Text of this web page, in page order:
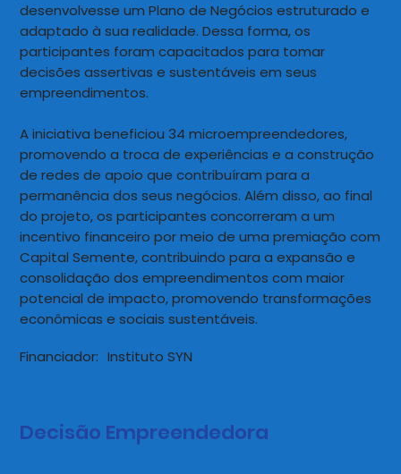
desenvolvesse um Plano de Negócios estruturado e
adaptado à sua realidade. Dessa forma, os
participantes foram capacitados para tomar
decisões assertivas e sustentáveis em seus
empreendimentos.
A iniciativa beneficiou 34 microempreendedores,
promovendo a troca de experiências e a construção
de redes de apoio que contribuíram para a
permanência dos seus negócios. Além disso, ao final
do projeto, os participantes concorreram a um
incentivo financeiro por meio de uma premiação com
Capital Semente, contribuindo para a expansão e
consolidação dos empreendimentos com maior
potencial de impacto, promovendo transformações
econômicas e sociais sustentáveis.
Instituto SYN
Financiador:
Decisão Empreendedora